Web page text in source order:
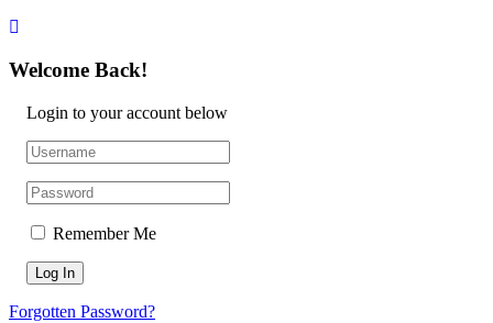
Welcome Back!
Login to your account below
Remember Me
Forgotten Password?